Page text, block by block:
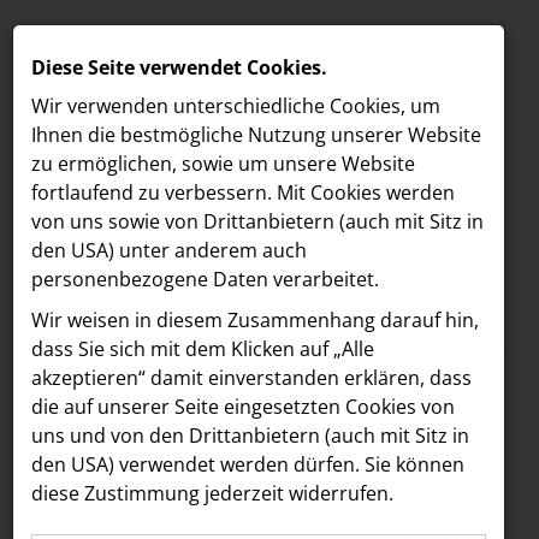
MELDUNGEN
LOEBELL NORDBERG
INNER
aehre
Astoria Artshow
B/S/H Hausgeräte
Meldungen / The Hoxton
Text Bilder
10.07.2024
Bouvier X X.O Grill:
Eigens kreierter X.O
Diese Seite verwendet Cookies.
Wir verwenden unterschiedliche Cookies, um
Ihnen die best­mögliche Nutzung unserer Website
zu ermöglichen, sowie um unsere Website
fortlaufend zu verbessern. Mit Cookies werden
von uns sowie von Drittanbietern (auch mit Sitz in
den USA) unter anderem auch
personenbezogene Daten verarbeitet.
Wir weisen in diesem Zusammenhang darauf hin,
dass Sie sich mit dem Klicken auf „Alle
akzeptieren“ damit ein­ver­standen erklären, dass
die auf unserer Seite eingesetzten Cookies von
uns und von den Drittanbietern (auch mit Sitz in
den USA) verwendet werden dürfen. Sie können
diese Zustimmung jederzeit widerrufen.